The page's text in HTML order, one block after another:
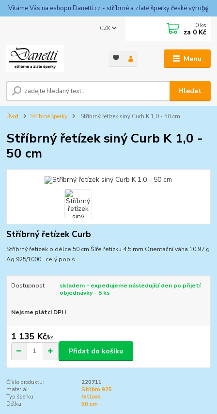
Vítáme Vás na eshopu Danetti.cz - stříbrné a zlaté šperky české výroby
Menu
CZK
Hledat
0 ks
za 0 Kč
Úvod Stříbrné šperky Stříbrný řetízek siný Curb K 1,0 - 50 cm
Stříbrný řetízek siný Curb K 1,0 -
50 cm
Stříbrný řetízek Curb
Stříbrný řetízek o délce 50 cm Šíře řetízku 4,5 mm Orientační váha 10,97 g
Ag 925/1000 celý popis
Dostupnost
skladem - expedujeme následující den po přijetí
objednávky - 5 ks
Nejsme plátci DPH
1 135 Kč/ks
Přidat do košíku
Číslo produktu:
220711
materiál:
Stříbro 925
Typ šperku:
řetízek
Délka:
50 cm